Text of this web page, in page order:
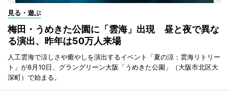
見る・遊ぶ
梅田・うめきた公園に「雲海」出現 昼と夜で異な
る演出、昨年は50万人来場
人工雲海で涼しさや癒やしを演出するイベント「夏の涼：雲海リトリー
ト」が8月10日、グラングリーン大阪「うめきた公園」（大阪市北区大
深町）で始まる。